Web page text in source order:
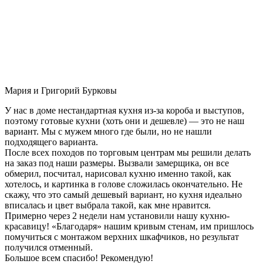
Мария и Григорий Бурковы
У нас в доме нестандартная кухня из-за короба и выступов,
поэтому готовые кухни (хоть они и дешевле) — это не наш
вариант. Мы с мужем много где были, но не нашли
подходящего варианта.
После всех походов по торговым центрам мы решили делать
на заказ под наши размеры. Вызвали замерщика, он все
обмерил, посчитал, нарисовал кухню именно такой, как
хотелось, и картинка в голове сложилась окончательно. Не
скажу, что это самый дешевый вариант, но кухня идеально
вписалась и цвет выбрала такой, как мне нравится.
Примерно через 2 недели нам установили нашу кухню-
красавицу! «Благодаря» нашим кривым стенам, им пришлось
помучиться с монтажом верхних шкафчиков, но результат
получился отменный.
Большое всем спасибо! Рекомендую!